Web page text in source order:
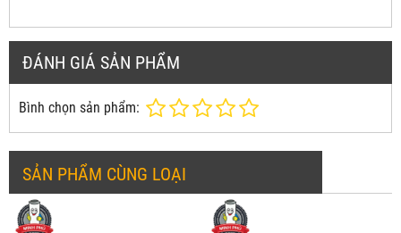
ĐÁNH GIÁ SẢN PHẨM
Bình chọn sản phẩm:
SẢN PHẨM CÙNG LOẠI